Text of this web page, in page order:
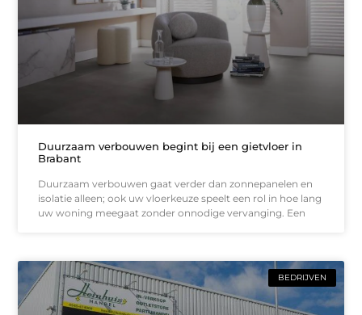
Duurzaam verbouwen begint bij een gietvloer in
Brabant
Duurzaam verbouwen gaat verder dan zonnepanelen en
isolatie alleen; ook uw vloerkeuze speelt een rol in hoe lang
uw woning meegaat zonder onnodige vervanging. Een
BEDRIJVEN